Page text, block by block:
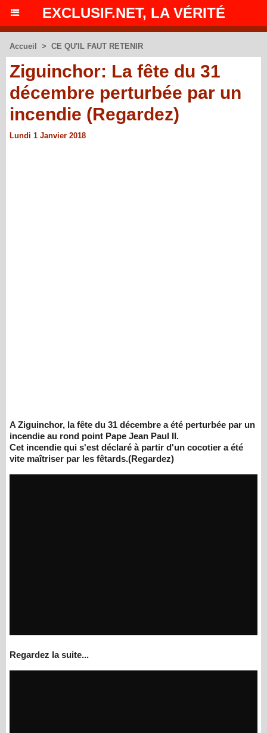
EXCLUSIF.NET, LA VÉRITÉ
Accueil > CE QU'IL FAUT RETENIR
Ziguinchor: La fête du 31
décembre perturbée par un
incendie (Regardez)
Lundi 1 Janvier 2018
A Ziguinchor, la fête du 31 décembre a été perturbée par un
incendie au rond point Pape Jean Paul II.
Cet incendie qui s'est déclaré à partir d'un cocotier a été
vite maîtriser par les fêtards.(Regardez)
Regardez la suite...